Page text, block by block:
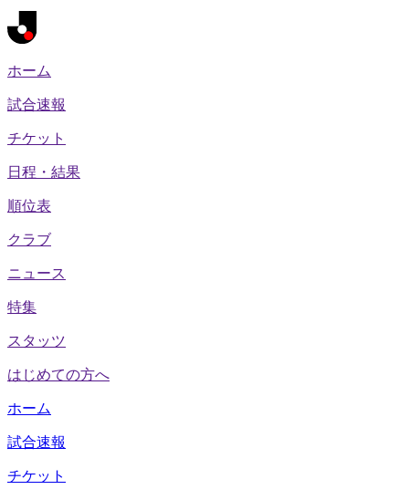
ホーム
試合速報
チケット
日程・結果
順位表
クラブ
ニュース
特集
スタッツ
はじめての方へ
ホーム
試合速報
チケット